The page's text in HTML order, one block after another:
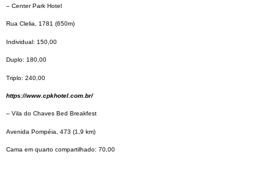
– Center Park Hotel
Rua Clelia, 1781 (650m)
Individual: 150,00
Duplo: 180,00
Triplo: 240,00
https://www.cpkhotel.com.br/
– Vila do Chaves Bed Breakfest
Avenida Pompéia, 473 (1,9 km)
Cama em quarto compartilhado: 70,00